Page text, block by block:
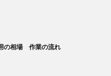
の相場 作業の流れ